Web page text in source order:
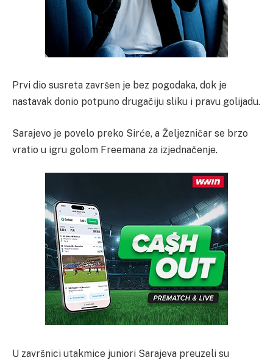
Prvi dio susreta završen je bez pogodaka, dok je
nastavak donio potpuno drugačiju sliku i pravu golijadu.
Sarajevo je povelo preko Sirće, a Željezničar se brzo
vratio u igru golom Freemana za izjednačenje.
U završnici utakmice juniori Sarajeva preuzeli su